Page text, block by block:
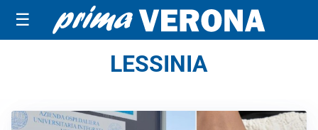
☰
LESSINIA